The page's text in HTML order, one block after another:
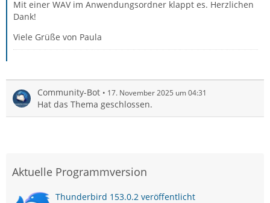
Mit einer WAV im Anwendungsordner klappt es. Herzlichen
Dank!
Viele Grüße von Paula
Community-Bot 17. November 2025 um 04:31
Hat das Thema geschlossen.
Aktuelle Programmversion
Thunderbird 153.0.2 veröffentlicht